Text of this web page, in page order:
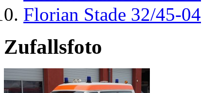
Florian Stade 32/45-04
Zufallsfoto